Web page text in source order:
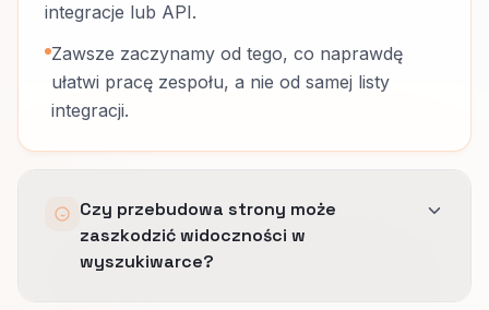
integracje lub API.
Zawsze zaczynamy od tego, co naprawdę
ułatwi pracę zespołu, a nie od samej listy
integracji.
Czy przebudowa strony może
zaszkodzić widoczności w
wyszukiwarce?